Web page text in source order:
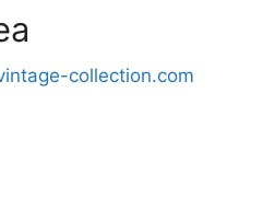
collection.com